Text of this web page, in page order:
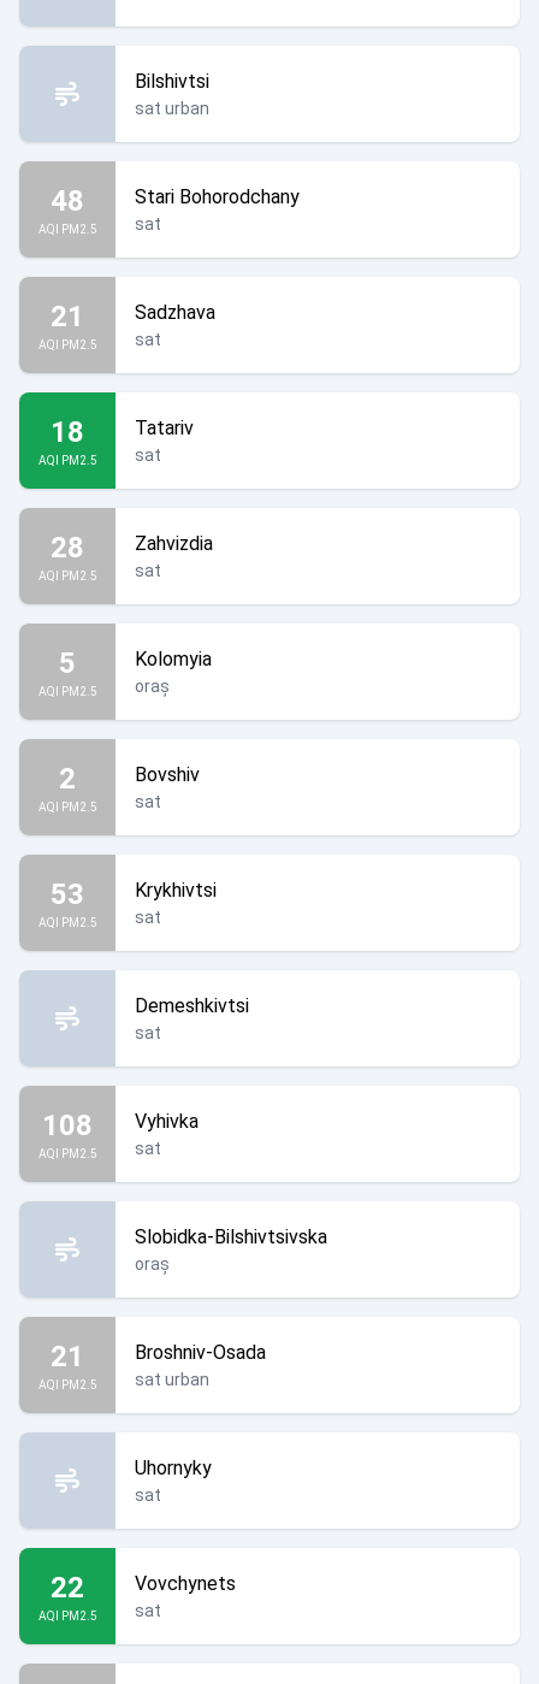
Bilshivtsi
sat urban
48
AQI PM2.5
Stari Bohorodchany
sat
21
AQI PM2.5
Sadzhava
sat
18
AQI PM2.5
Tatariv
sat
28
AQI PM2.5
Zahvizdia
sat
5
AQI PM2.5
Kolomyia
oraș
2
AQI PM2.5
Bovshiv
sat
53
AQI PM2.5
Krykhivtsi
sat
Demeshkivtsi
sat
108
AQI PM2.5
Vyhivka
sat
Slobidka-Bilshivtsivska
oraș
21
AQI PM2.5
Broshniv-Osada
sat urban
Uhornyky
sat
22
AQI PM2.5
Vovchynets
sat